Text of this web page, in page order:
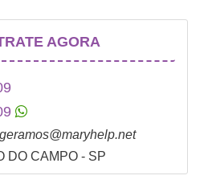
AGORA
DO CAMPO - SP